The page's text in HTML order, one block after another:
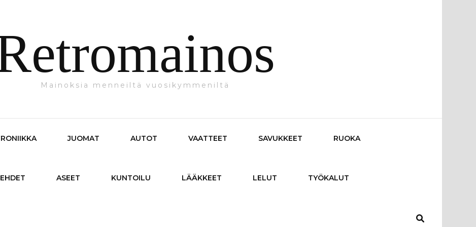
Mainoksia menneiltä vuosikymmeniltä
JUOMAT AUTOT VAATTEET SAVUKKEET RUOKA
ASEET KUNTOILU LÄÄKKEET LELUT TYÖKALUT